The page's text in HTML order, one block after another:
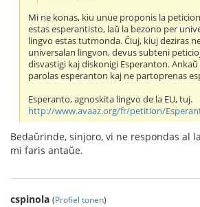
Mi ne konas, kiu unue proponis la
estas esperantisto, laŭ la bezono per
lingvo estas tutmonda. Ĉiuj, kiuj deziras
universalan lingvon, devus subteni
disvastigi kaj diskonigi Esperanton.
parolas esperanton kaj ne partoprenas
Esperanto, agnoskita lingvo de la EU, tuj.
http://www.avaaz.org/fr/petition/
Bedaŭrinde, sinjoro, vi ne respondas al
mi faris antaŭe.
cspinola (Profiel tonen)